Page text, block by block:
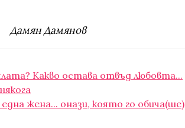
Дамян Дамянов
Какво остава отвъд любовта...
жена... онази, която го обича(ше)